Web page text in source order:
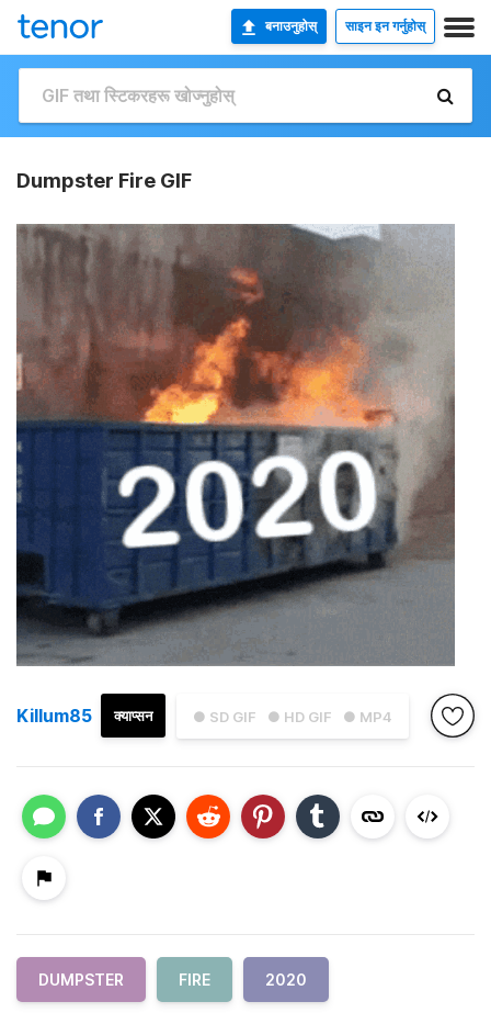
बनाउनुहोस् साइन इन गर्नुहोस्
Dumpster Fire GIF
● SD GIF ● HD GIF ● MP4
क्याप्सन
Killum85
DUMPSTER FIRE 2020